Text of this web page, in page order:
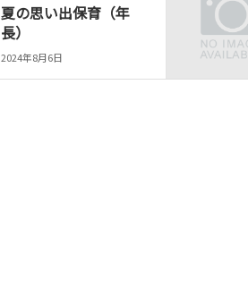
夏の思い出保育（年
長）
2024年8月6日